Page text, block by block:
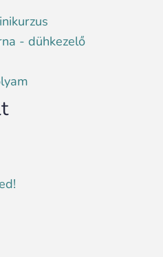
- dühkezelő